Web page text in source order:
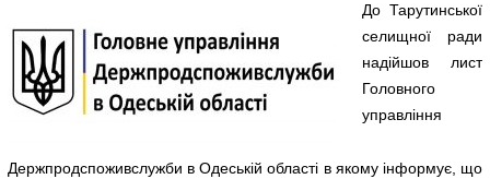
До Тарутинської
селищної ради
надійшов лист
Головного
управління
Держпродспоживслужби в Одеській області в якому інформує, що